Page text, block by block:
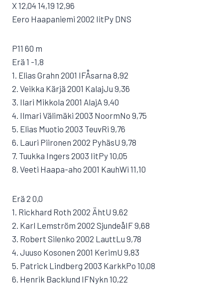
X 12,04 14,19 12,96
Eero Haapaniemi 2002 IitPy DNS
P11 60 m
Erä 1 -1,8
1. Elias Grahn 2001 IFÅsarna 8,92
2. Veikka Kärjä 2001 KalajJu 9,36
3. Ilari Mikkola 2001 AlajA 9,40
4. Ilmari Välimäki 2003 NoormNo 9,75
5. Elias Muotio 2003 TeuvRi 9,76
6. Lauri Piironen 2002 PyhäsU 9,78
7. Tuukka Ingers 2003 IitPy 10,05
8. Veeti Haapa-aho 2001 KauhWi 11,10
Erä 2 0,0
1. Rickhard Roth 2002 ÄhtU 9,62
2. Karl Lemström 2002 SjundeåIF 9,68
3. Robert Silenko 2002 LauttLu 9,78
4. Juuso Kosonen 2001 KerimU 9,83
5. Patrick Lindberg 2003 KarkkPo 10,08
6. Henrik Backlund IFNykn 10,22